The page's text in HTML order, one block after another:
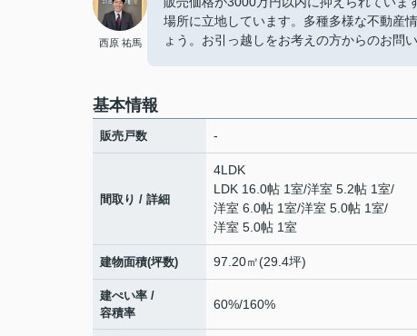
西原 祐馬
場所に立地しています。多種多様な不動産
ょう。お引っ越しをお考えの方からのお問
基本情報
販売戸数 -
間取り / 詳細
4LDK
LDK 16.0帖 1室/洋室 5.2帖 1室/
洋室 6.0帖 1室/洋室 5.0帖 1室/
洋室 5.0帖 1室
建物面積(坪数) 97.20㎡(29.4坪)
建ぺい率 /
容積率
60%/160%